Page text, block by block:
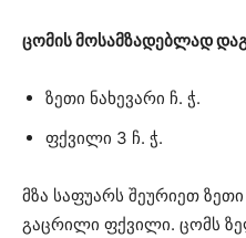
ცომის მოსამზადებლად
ზეთი ნახევარი ჩ. ჭ.
ფქვილი 3 ჩ. ჭ.
მზა საფუარს შეურიეთ
გაცრილი ფქვილი. ცომს